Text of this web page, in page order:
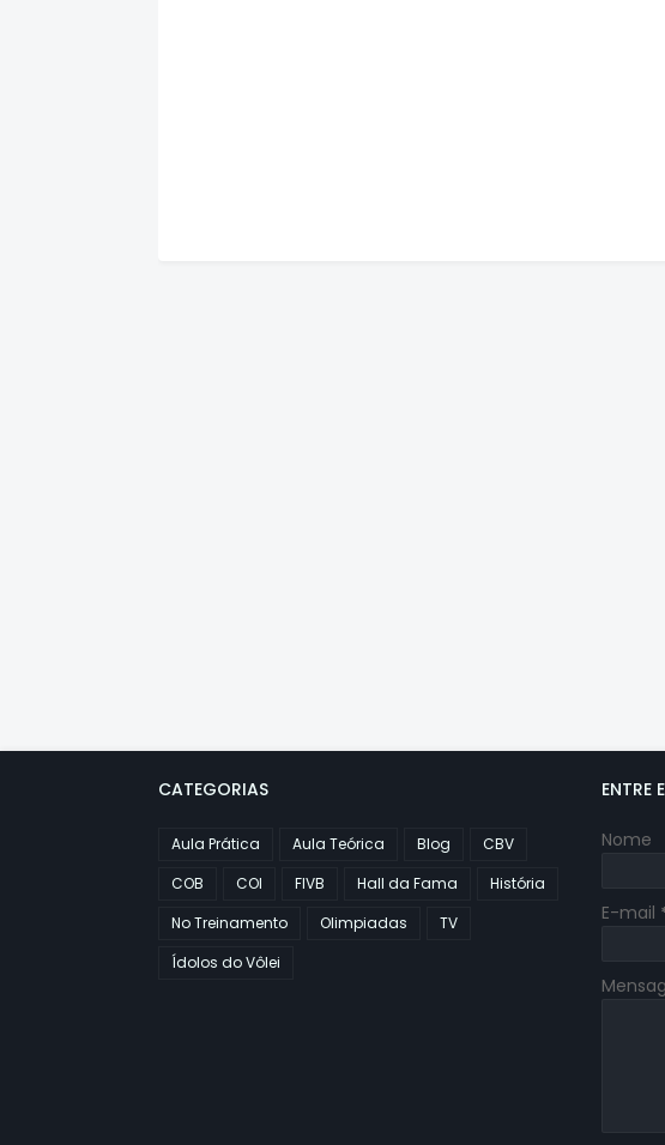
CATEGORIAS
Aula Prática Aula Teórica Blog
CBV
COB
COI FIVB Hall da Fama
História
No Treinamento
Olimpiadas
TV
Ídolos do Vôlei
ENTRE
Nome
E-mail